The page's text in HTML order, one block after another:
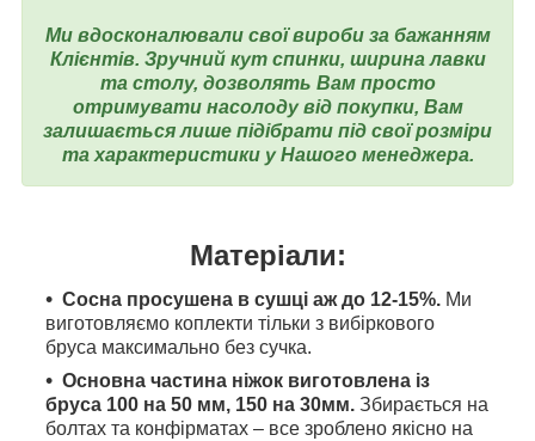
Ми вдосконалювали свої вироби за бажанням
Клієнтів. Зручний кут спинки, ширина лавки
та столу, дозволять Вам просто
отримувати насолоду від покупки, Вам
залишається лише підібрати під свої розміри
та характеристики у Нашого менеджера.
Матеріали:
Сосна просушена в сушці аж до 12-15%. Ми
виготовляємо коплекти тільки з вибіркового
бруса максимально без сучка.
Основна частина ніжок виготовлена ​​із
бруса 100 на 50 мм, 150 на 30мм. Збирається на
болтах та конфірматах – все зроблено якісно на